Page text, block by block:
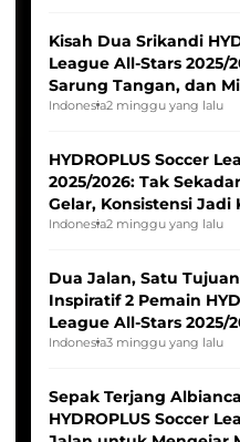
Kisah Dua Srikandi
League All-Stars 2025/
Sarung Tangan, dan
Pernah Padam
Indonesia2 minggu yang lalu
HYDROPLUS Soccer
2025/2026: Tak
Gelar, Konsistensi
Indonesia2 minggu yang lalu
Dua Jalan, Satu
Inspiratif 2 Pemain
League All-Stars 2025/
Seleksi Timnas
Indonesia3 minggu yang lalu
Sepak Terjang
HYDROPLUS Soccer